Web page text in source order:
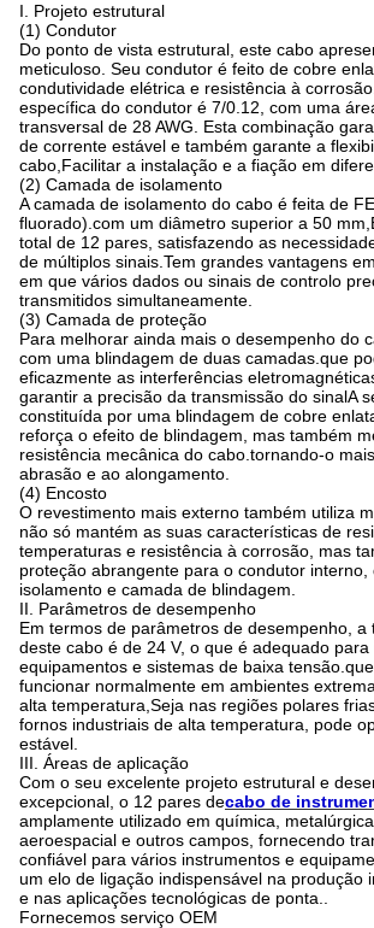
I. Projeto estrutural
(1) Condutor
Do ponto de vista estrutural, este cabo
meticuloso. Seu condutor é feito de cobre
condutividade elétrica e resistência à
específica do condutor é 7/0.12, com uma
transversal de 28 AWG. Esta combinação
de corrente estável e também garante a
cabo,Facilitar a instalação e a fiação em
(2) Camada de isolamento
A camada de isolamento do cabo é feita de
fluorado).com um diâmetro superior a 50
total de 12 pares, satisfazendo as
de múltiplos sinais.Tem grandes vantagens
em que vários dados ou sinais de controlo
transmitidos simultaneamente.
(3) Camada de proteção
Para melhorar ainda mais o desempenho do
com uma blindagem de duas camadas.que
eficazmente as interferências
garantir a precisão da transmissão do sinalA
constituída por uma blindagem de cobre
reforça o efeito de blindagem, mas também
resistência mecânica do cabo.tornando-o
abrasão e ao alongamento.
(4) Encosto
O revestimento mais externo também utiliza
não só mantém as suas características de
temperaturas e resistência à corrosão, mas
proteção abrangente para o condutor interno,
isolamento e camada de blindagem.
II. Parâmetros de desempenho
Em termos de parâmetros de desempenho, a
deste cabo é de 24 V, o que é adequado
equipamentos e sistemas de baixa
funcionar normalmente em ambientes
alta temperatura,Seja nas regiões polares
fornos industriais de alta temperatura, pode
estável.
III. Áreas de aplicação
Com o seu excelente projeto estrutural e
excepcional, o 12 pares decabo de
amplamente utilizado em química,
aeroespacial e outros campos, fornecendo
confiável para vários instrumentos e
um elo de ligação indispensável na produção
e nas aplicações tecnológicas de ponta..
Fornecemos serviço OEM